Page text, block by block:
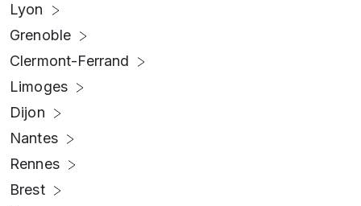
Lyon
Grenoble
Clermont-Ferrand
Limoges
Dijon
Nantes
Rennes
Brest